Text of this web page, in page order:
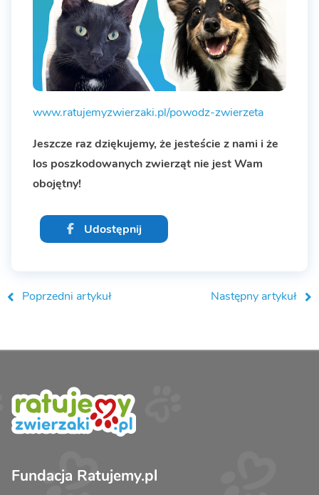
www.ratujemyzwierzaki.pl/powodz-zwierzeta
Jeszcze raz dziękujemy, że jesteście z nami i że
los poszkodowanych zwierząt nie jest Wam
obojętny!
Udostępnij
Poprzedni artykuł Następny artykuł
Fundacja Ratujemy.pl